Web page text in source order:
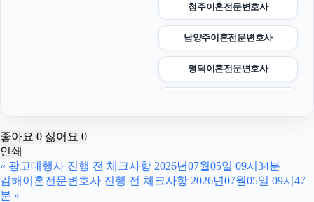
청주이혼전문변호사
남양주이혼전문변호사
평택이혼전문변호사
인스타 좋아요
좋아요 0 싫어요 0
인쇄
« 광고대행사 진행 전 체크사항 2026년07월05일 09시34분
김해이혼전문변호사 진행 전 체크사항 2026년07월05일 09시47
분 »